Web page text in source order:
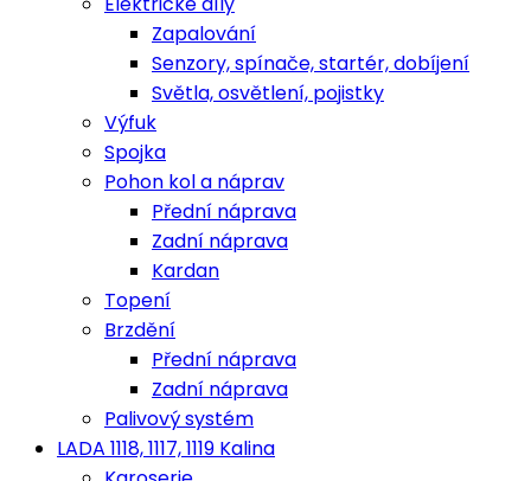
Zapalování
Senzory, spínače, startér, dobíjení
Světla, osvětlení, pojistky
Výfuk
Spojka
Pohon kol a náprav
Přední náprava
Zadní náprava
Kardan
Topení
Brzdění
Přední náprava
Zadní náprava
Palivový systém
LADA 1118, 1117, 1119 Kalina